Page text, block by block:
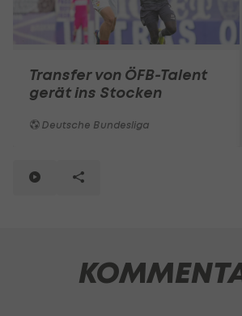
Transfer von ÖFB-Talent
gerät ins Stocken
Deutsche Bundesliga